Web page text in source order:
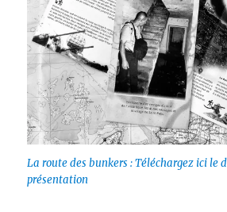
La route des bunkers : Téléchargez ici le
présentation